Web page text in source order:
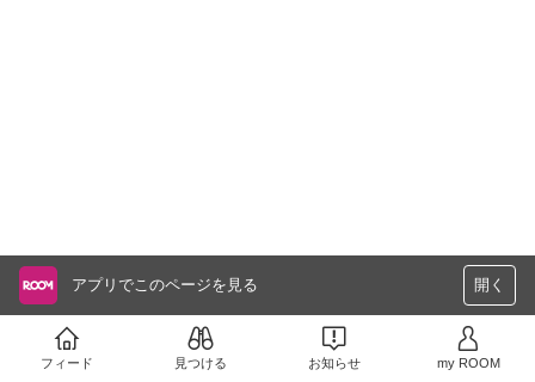
アプリでこのページを見る 開く
フィード 見つける お知らせ my ROOM